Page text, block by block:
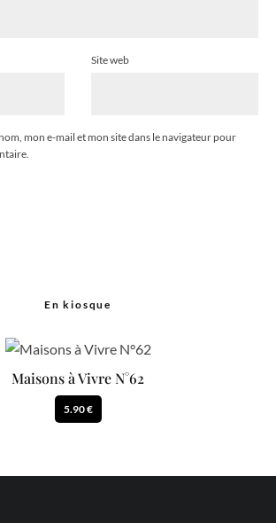
Site web
mon e-mail et mon site dans le navigateur pour
En kiosque
Maisons à Vivre N°62
5.90 €